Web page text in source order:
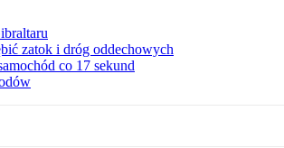
zatok i dróg oddechowych
co 17 sekund